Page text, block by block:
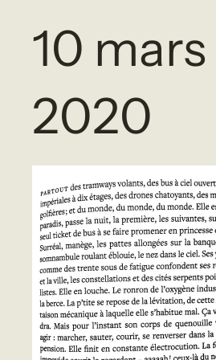
10 mars
2020